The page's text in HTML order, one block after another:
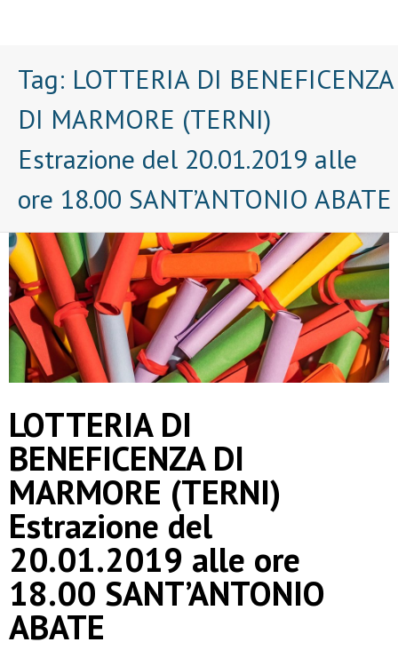
Tag: LOTTERIA DI BENEFICENZA
DI MARMORE (TERNI)
Estrazione del 20.01.2019 alle
ore 18.00 SANT’ANTONIO ABATE
LOTTERIA DI
BENEFICENZA DI
MARMORE (TERNI)
Estrazione del
20.01.2019 alle ore
18.00 SANT’ANTONIO
ABATE